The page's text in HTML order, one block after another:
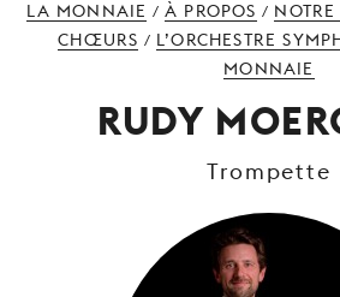
VOTRE
LA MONNAIE /À PROPOS /
CHŒURS / L’ORCHESTRE
MONNAIE
RUDY
Trompette